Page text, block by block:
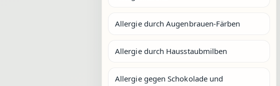
Allergie durch Augenbrauen-Färben
Allergie durch Hausstaubmilben
Allergie gegen Schokolade und